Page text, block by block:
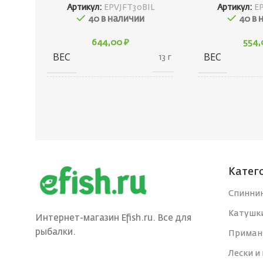
Артикул: EPVJFT30BIL
40 в наличии
644,00₽
ВЕС 13 г
ВЕС ПРИМАНКИ
ЦВЕТ БЛЕСНЫ BIL
Артикул:
40 в
ВЕС
ВЕС
ЦВЕТ
ДЛИНА, СМ
Интернет-магазин Efish.ru. Все для
рыбалки.
Лески